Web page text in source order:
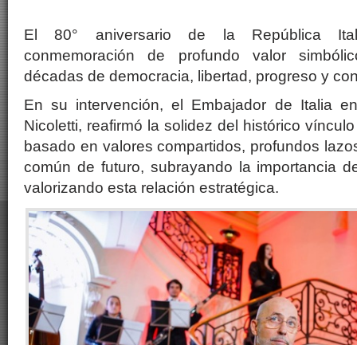
El 80° aniversario de la República
conmemoración de profundo valor
décadas de democracia, libertad, progreso y
En su intervención, el Embajador de Italia
Nicoletti, reafirmó la solidez del histórico
basado en valores compartidos, profundos
común de futuro, subrayando la importancia
valorizando esta relación estratégica.